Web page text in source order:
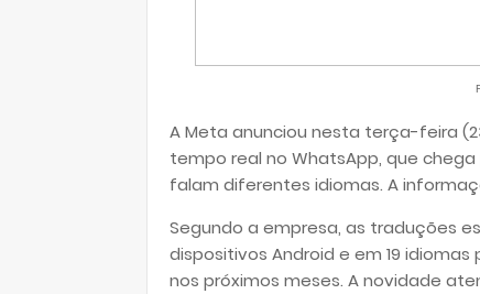
A Meta anunciou nesta terça-feira
tempo real no WhatsApp, que
falam diferentes idiomas. A
Segundo a empresa, as traduções
dispositivos Android e em 19
nos próximos meses. A novidade